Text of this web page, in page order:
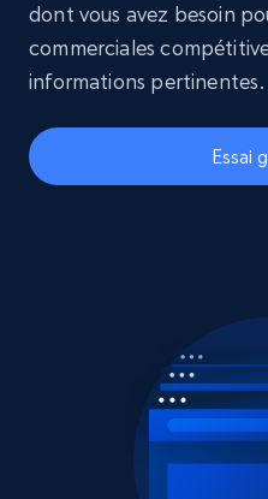
dont vous avez besoin
commerciales
informations pertinentes.
Essai